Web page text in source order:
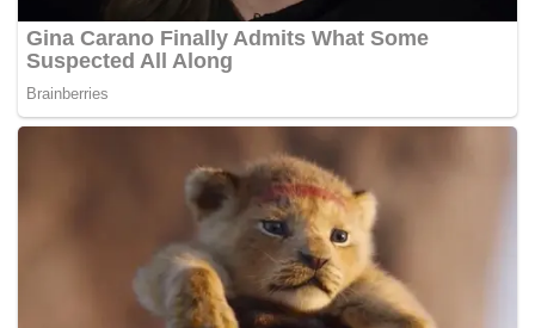
Turut hadir Setiausaha Agung Datuk Mohd Suhaimi
Abdullah dan Pengerusi Jawatankuasa Penyelaras
Pemadam Negeri, Datuk Dr Ahmad Shukri Ismail.
berkata Pemadam bersedia menubuhkan satu
jawatankuasa bagi menggubal rang undang-undang
baharu itu agar kewujudan akta itu dapat memberi impak
yang baik kepada masyarakat.
“Kita (Pemadam) mempunyai anggota yang pakar dalam